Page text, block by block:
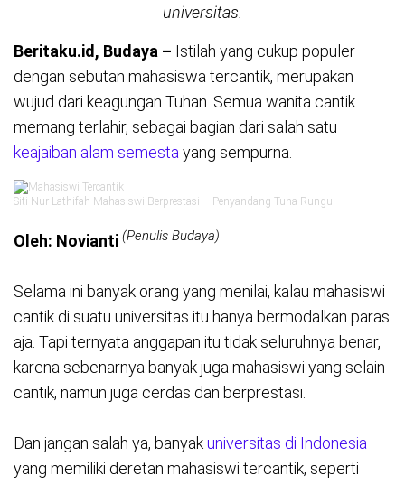
universitas.
Beritaku.id, Budaya – Istilah yang cukup populer
dengan sebutan mahasiswa tercantik, merupakan
wujud dari keagungan Tuhan. Semua wanita cantik
memang terlahir, sebagai bagian dari salah satu
keajaiban alam semesta yang sempurna.
Siti Nur Lathifah Mahasiswi Berprestasi – Penyandang Tuna Rungu
Oleh: Novianti (Penulis Budaya)
Selama ini banyak orang yang menilai, kalau mahasiswi
cantik di suatu universitas itu hanya bermodalkan paras
aja. Tapi ternyata anggapan itu tidak seluruhnya benar,
karena sebenarnya banyak juga mahasiswi yang selain
cantik, namun juga cerdas dan berprestasi.
Dan jangan salah ya, banyakuniversitas di Indonesia
yang memiliki deretan mahasiswi tercantik, seperti